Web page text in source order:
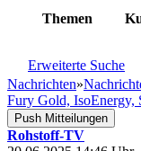
Themen
Erweiterte Suche
Nachrichten»
Fury Gold, IsoEnergy,
Push Mitteilungen
Rohstoff-TV